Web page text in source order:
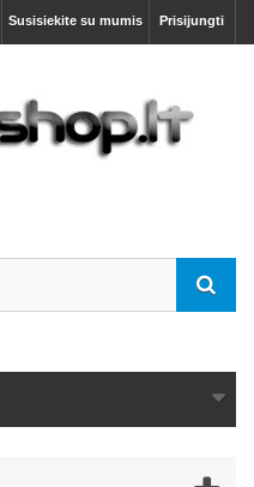
Prisijungti
Susisiekite su mumis